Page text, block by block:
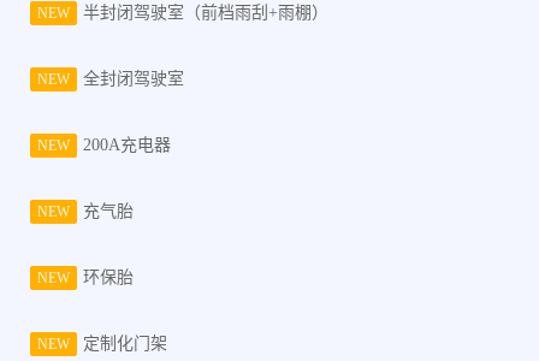
NEW 半封闭驾驶室（前档雨刮+雨棚）
NEW 全封闭驾驶室
NEW 200A充电器
NEW 充气胎
NEW 环保胎
NEW 定制化门架